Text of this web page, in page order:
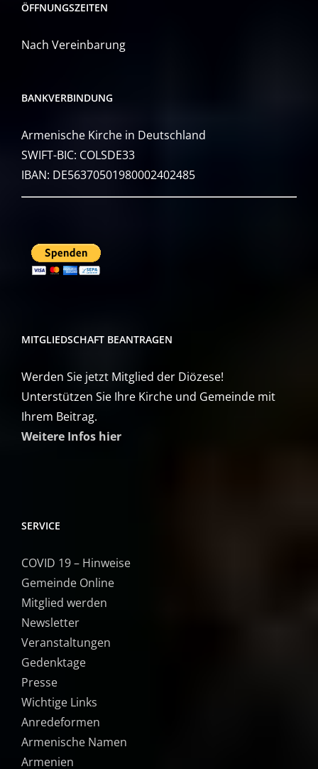
ÖFFNUNGSZEITEN
Nach Vereinbarung
BANKVERBINDUNG
Armenische Kirche in Deutschland
SWIFT-BIC: COLSDE33
IBAN: DE56370501980002402485
MITGLIEDSCHAFT BEANTRAGEN
Werden Sie jetzt Mitglied der Diözese!
Unterstützen Sie Ihre Kirche und Gemeinde mit
Ihrem Beitrag.
Weitere Infos hier
SERVICE
COVID 19 – Hinweise
Gemeinde Online
Mitglied werden
Newsletter
Veranstaltungen
Gedenktage
Presse
Wichtige Links
Anredeformen
Armenische Namen
Armenien